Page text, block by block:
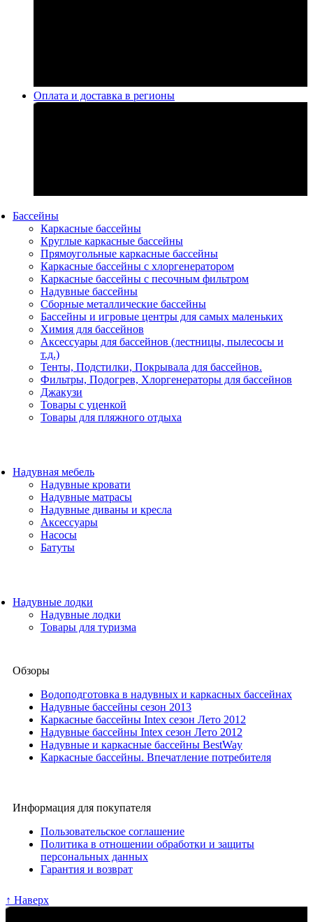
Оплата и доставка в регионы
Бассейны
Каркасные бассейны
Круглые каркасные бассейны
Прямоугольные каркасные бассейны
Каркасные бассейны с хлоргенератором
Каркасные бассейны с песочным фильтром
Надувные бассейны
Сборные металлические бассейны
Бассейны и игровые центры для самых маленьких
Химия для бассейнов
Аксессуары для бассейнов (лестницы, пылесосы и
т.д.)
Тенты, Подстилки, Покрывала для бассейнов.
Фильтры, Подогрев, Хлоргенераторы для бассейнов
Джакузи
Товары с уценкой
Товары для пляжного отдыха
Надувная мебель
Надувные кровати
Надувные матрасы
Надувные диваны и кресла
Аксессуары
Насосы
Батуты
Надувные лодки
Надувные лодки
Товары для туризма
Обзоры
Водоподготовка в надувных и каркасных бассейнах
Надувные бассейны сезон 2013
Каркасные бассейны Intex сезон Лето 2012
Надувные бассейны Intex сезон Лето 2012
Надувные и каркасные бассейны BestWay
Каркасные бассейны. Впечатление потребителя
Информация для покупателя
Пользовательское соглашение
Политика в отношении обработки и защиты
персональных данных
Гарантия и возврат
↑ Наверх